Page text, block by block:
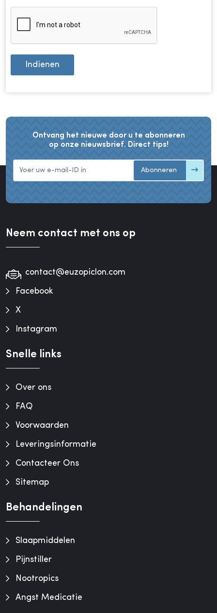
Indienen
Ontvang het nieuwe door u te abonneren
op onze nieuwsbrief. Direct tips!
Abonneren
Neem contact met ons op
contact@euzopiclon.com
Facebook
X
Instagram
Snelle links
Over ons
FAQ
Voorwaarden
Leveringsinformatie
Contacteer Ons
Sitemap
Behandelingen
Slaapmiddelen
Pijnstiller
Nootropics
Angst Medicatie